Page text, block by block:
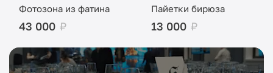
Фотозона из фатина
43 000 ₽
Пайетки бирюза
13 000 ₽